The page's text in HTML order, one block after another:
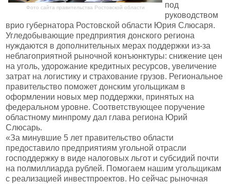
Фото сайта правительства Ростовской области
под
руководством
врио губернатора Ростовской области Юрия Слюсаря.
Угледобывающие предприятия донского региона
нуждаются в дополнительных мерах поддержки из-за
неблагоприятной рыночной конъюнктуры: снижение цен
на уголь, удорожание кредитных ресурсов, увеличение
затрат на логистику и страхование грузов. Региональное
правительство поможет донским угольщикам в
оформлении новых мер поддержки, принятых на
федеральном уровне. Соответствующее поручение
областному минпрому дал глава региона Юрий
Слюсарь.
«За минувшие 5 лет правительство области
предоставило предприятиям угольной отрасли
господдержку в виде налоговых льгот и субсидий почти
на полмиллиарда рублей. Помогаем нашим угольщикам
с реализацией инвестпроектов. Но сейчас рыночная